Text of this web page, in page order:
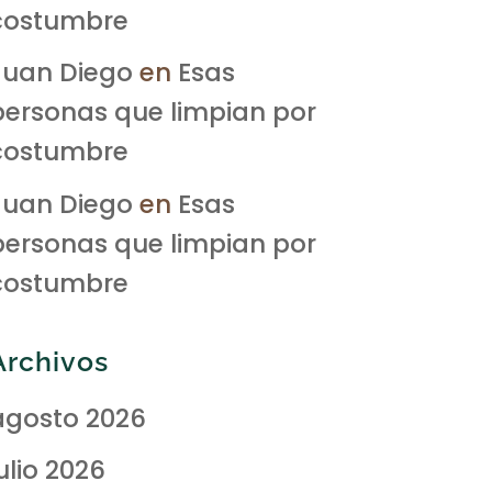
Diego en Esas
que limpian por
Diego en Esas
que limpian por
2026
2026